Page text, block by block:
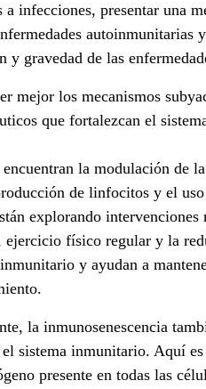
infecciones, presentar una
autoinmunitarias
gravedad de las
mejor los mecanismos
que fortalezcan el
la modulación de
de linfocitos y el uso
explorando intervenciones
físico regular y la
y ayudan a
la inmunosenescencia
sistema inmunitario. Aquí es
presente en todas las